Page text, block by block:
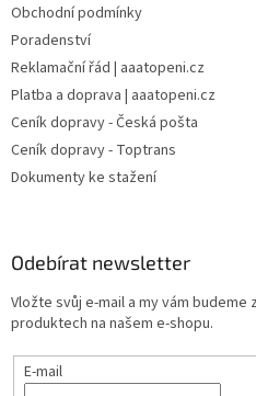
Obchodní podmínky
Poradenství
Reklamační řád | aaatopeni.cz
Platba a doprava | aaatopeni.cz
Ceník dopravy - Česká pošta
Ceník dopravy - Toptrans
Dokumenty ke stažení
Odebírat newsletter
Vložte svůj e-mail a my vám
produktech na našem e-shopu.
E-mail